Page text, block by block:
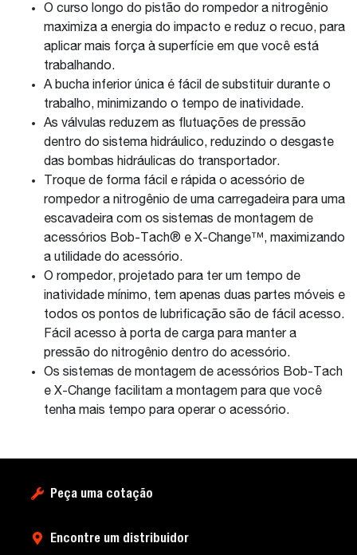
O curso longo do pistão do rompedor a nitrogênio
maximiza a energia do impacto e reduz o recuo, para
aplicar mais força à superfície em que você está
trabalhando.
A bucha inferior única é fácil de substituir durante o
trabalho, minimizando o tempo de inatividade.
As válvulas reduzem as flutuações de pressão
dentro do sistema hidráulico, reduzindo o desgaste
das bombas hidráulicas do transportador.
Troque de forma fácil e rápida o acessório de
rompedor a nitrogênio de uma carregadeira para uma
escavadeira com os sistemas de montagem de
acessórios Bob-Tach® e X-Change™, maximizando
a utilidade do acessório.
O rompedor, projetado para ter um tempo de
inatividade mínimo, tem apenas duas partes móveis e
todos os pontos de lubrificação são de fácil acesso.
Fácil acesso à porta de carga para manter a
pressão do nitrogênio dentro do acessório.
Os sistemas de montagem de acessórios Bob-Tach
e X-Change facilitam a montagem para que você
tenha mais tempo para operar o acessório.
Peça uma cotação
Encontre um distribuidor